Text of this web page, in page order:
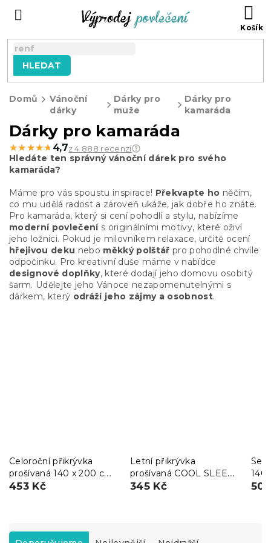
HLEDAT
Domů
Vánoční
dárky
Dárky pro
muže
Dárky pro
kamaráda
Dárky pro kamaráda
★★★★★
★★★★★ 4,7z 4 888 recenzí
Hledáte ten správný vánoční dárek pro svého
kamaráda?
Máme pro vás spoustu inspirace! Překvapte ho něčím,
co mu udělá radost a zároveň ukáže, jak dobře ho znáte.
Pro kamaráda, který si cení pohodlí a stylu, nabízíme
moderní povlečenís originálními motivy, které oživí
jeho ložnici. Pokud je milovníkem relaxace, určitě ocení
hřejivou deku nebo měkký polštář pro pohodlné chvíle
odpočinku. Pro kreativní duše máme v nabídce
designové doplňky, které dodají jeho domovu osobitý
šarm. Udělejte jeho Vánoce nezapomenutelnými s
dárkem, který odráží jeho zájmy a osobnost.
Celoroční přikrývka
prošívaná 140 x 200 cm
s polštářem BASIC 70 x
453 Kč
Letní přikrývka
prošívaná COOL SLEEP
140x200 cm
345 Kč
Set
140
Ř